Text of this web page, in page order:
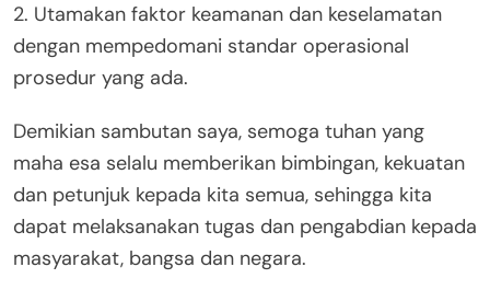
2. Utamakan faktor keamanan dan keselamatan
dengan mempedomani standar operasional
prosedur yang ada.
Demikian sambutan saya, semoga tuhan yang
maha esa selalu memberikan bimbingan, kekuatan
dan petunjuk kepada kita semua, sehingga kita
dapat melaksanakan tugas dan pengabdian kepada
masyarakat, bangsa dan negara.